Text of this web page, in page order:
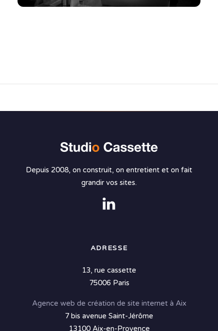
Depuis 2008, on construit, on entretient et on fait
grandir vos sites.
ADRESSE
13, rue cassette
75006 Paris
Agence web de création de site internet à Aix
7 bis avenue Saint-Jérôme
13100 Aix-en-Provence